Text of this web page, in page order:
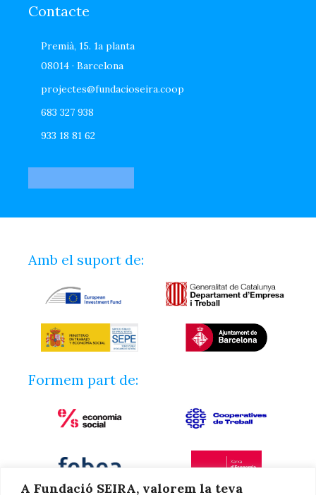
A Fundació SEIRA, valorem la teva
Contacte
Premià, 15. 1a planta
08014 · Barcelona
projectes@fundacioseira.coop
683 327 938
933 18 81 62
Amb el suport de:
Formem part de: